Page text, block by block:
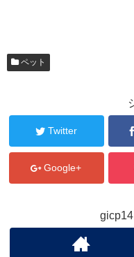
ペット
Twitter
Google+